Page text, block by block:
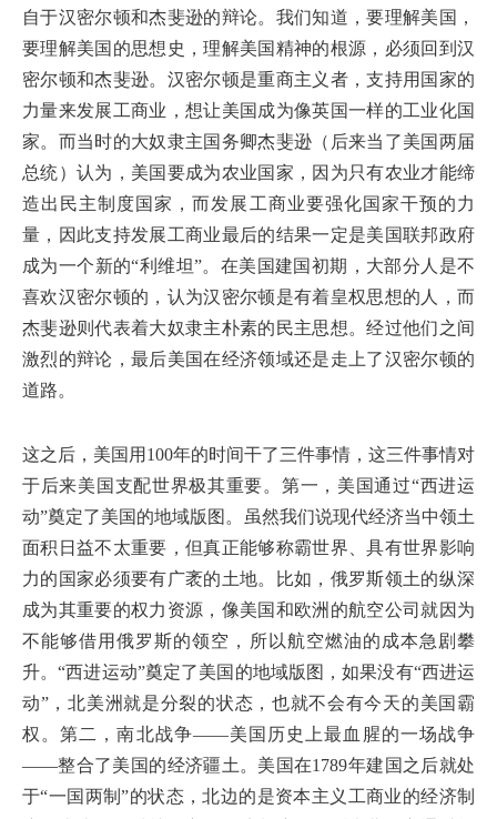
自于汉密尔顿和杰斐逊的辩论。我们知道，要理解美国，
要理解美国的思想史，理解美国精神的根源，必须回到汉
密尔顿和杰斐逊。汉密尔顿是重商主义者，支持用国家的
力量来发展工商业，想让美国成为像英国一样的工业化国
家。而当时的大奴隶主国务卿杰斐逊（后来当了美国两届
总统）认为，美国要成为农业国家，因为只有农业才能缔
造出民主制度国家，而发展工商业要强化国家干预的力
量，因此支持发展工商业最后的结果一定是美国联邦政府
成为一个新的“利维坦”。在美国建国初期，大部分人是不
喜欢汉密尔顿的，认为汉密尔顿是有着皇权思想的人，而
杰斐逊则代表着大奴隶主朴素的民主思想。经过他们之间
激烈的辩论，最后美国在经济领域还是走上了汉密尔顿的
道路。
这之后，美国用100年的时间干了三件事情，这三件事情对
于后来美国支配世界极其重要。第一，美国通过“西进运
动”奠定了美国的地域版图。虽然我们说现代经济当中领土
面积日益不太重要，但真正能够称霸世界、具有世界影响
力的国家必须要有广袤的土地。比如，俄罗斯领土的纵深
成为其重要的权力资源，像美国和欧洲的航空公司就因为
不能够借用俄罗斯的领空，所以航空燃油的成本急剧攀
升。“西进运动”奠定了美国的地域版图，如果没有“西进运
动”，北美洲就是分裂的状态，也就不会有今天的美国霸
权。第二，南北战争——美国历史上最血腥的一场战争
——整合了美国的经济疆土。美国在1789年建国之后就处
于“一国两制”的状态，北边的是资本主义工商业的经济制